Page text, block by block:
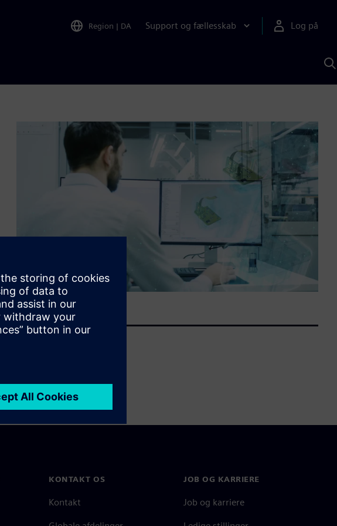
Region | DA Support og fællesskab Log på
KONTAKT OS
Kontakt
JOB OG KARRIERE
Job og karriere